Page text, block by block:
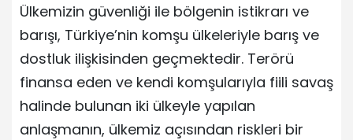
Ülkemizin güvenliği ile bölgenin istikrarı ve
barışı, Türkiye’nin komşu ülkeleriyle barış ve
dostluk ilişkisinden geçmektedir. Terörü
finansa eden ve kendi komşularıyla fiili savaş
halinde bulunan iki ülkeyle yapılan
anlaşmanın, ülkemiz açısından riskleri bir